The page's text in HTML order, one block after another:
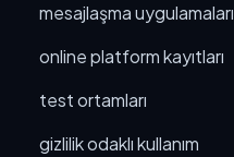
mesajlaşma uygulamaları
online platform kayıtları
test ortamları
gizlilik odaklı kullanım